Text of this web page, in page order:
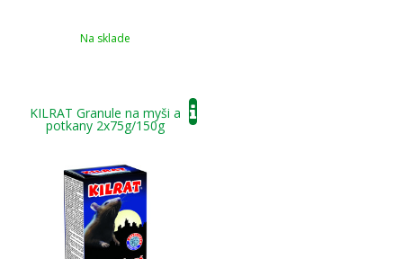
Na sklade
KILRAT Granule na myši a
potkany 2x75g/150g